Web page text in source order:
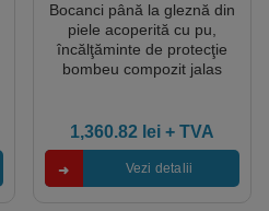
Bocanci până la gleznă din
piele acoperită cu pu,
încălţăminte de protecţie
bombeu compozit jalas
35 – 48, culoare
negru,gri,galben
1,360.82 lei + TVA
Vezi detalii